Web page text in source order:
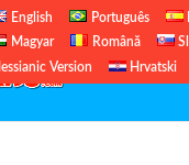
English Português
Magyar
Română
Version
Hrvatski